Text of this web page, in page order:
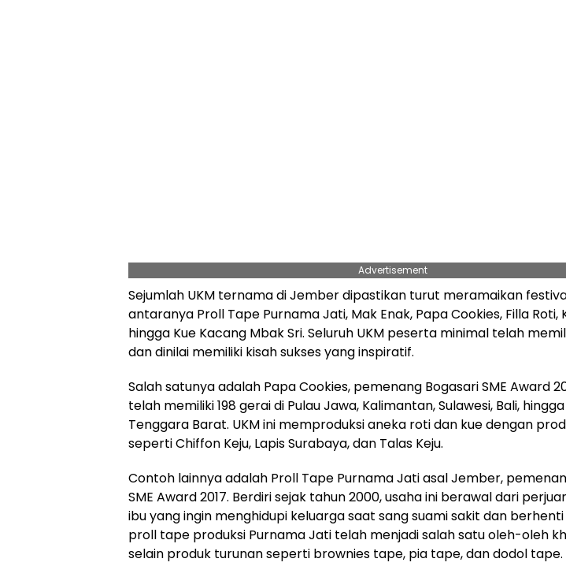
Advertisement
Sejumlah UKM ternama di Jember dipastikan turut meramaikan
antaranya Proll Tape Purnama Jati, Mak Enak, Papa Cookies, Filla Roti,
hingga Kue Kacang Mbak Sri. Seluruh UKM peserta minimal telah
dan dinilai memiliki kisah sukses yang inspiratif.
Salah satunya adalah Papa Cookies, pemenang Bogasari SME Award
telah memiliki 198 gerai di Pulau Jawa, Kalimantan, Sulawesi, Bali,
Tenggara Barat. UKM ini memproduksi aneka roti dan kue dengan
seperti Chiffon Keju, Lapis Surabaya, dan Talas Keju.
Contoh lainnya adalah Proll Tape Purnama Jati asal Jember,
SME Award 2017. Berdiri sejak tahun 2000, usaha ini berawal dari
ibu yang ingin menghidupi keluarga saat sang suami sakit dan berhenti
proll tape produksi Purnama Jati telah menjadi salah satu oleh-oleh
selain produk turunan seperti brownies tape, pia tape, dan dodol tape.